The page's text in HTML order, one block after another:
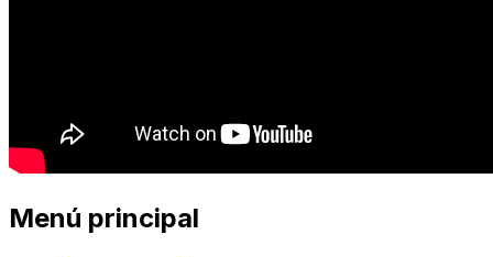
Menú principal